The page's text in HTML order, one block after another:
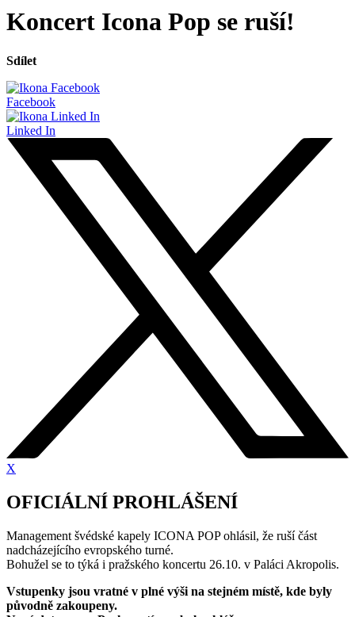
Koncert Icona Pop se ruší!
Sdílet
Facebook
Linked In
X
OFICIÁLNÍ PROHLÁŠENÍ
Management švédské kapely ICONA POP ohlásil, že ruší část
nadcházejícího evropského turné.
Bohužel se to týká i pražského koncertu 26.10. v Paláci Akropolis.
Vstupenky jsou vratné v plné výši na stejném místě, kde byly
původně zakoupeny.